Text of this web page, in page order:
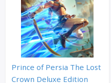
Prince of Persia The Lost
Crown Deluxe Edition